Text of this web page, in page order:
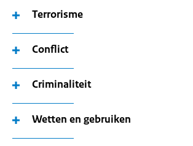
Terrorisme
Conflict
Criminaliteit
Wetten en gebruiken